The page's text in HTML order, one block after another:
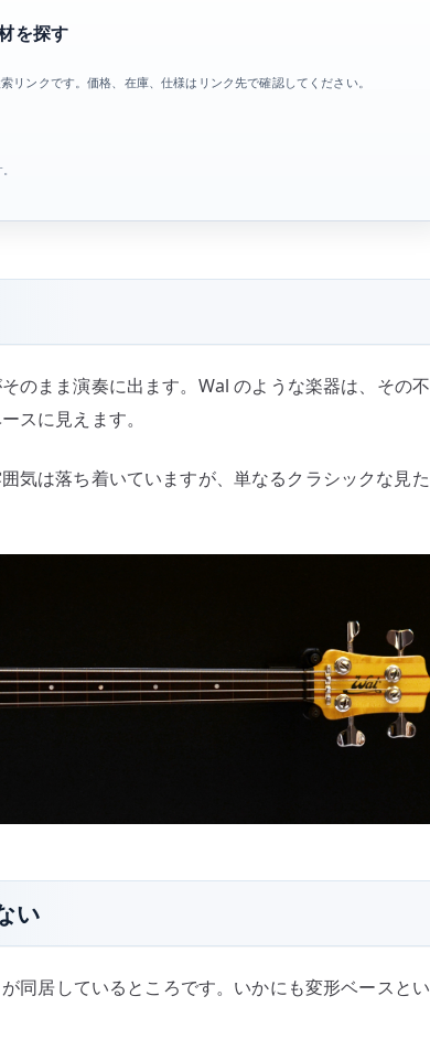
へ
を探す
リンクです。価格、在庫、仕様はリンク先で確認してください。
のまま演奏に出ます。Wal のような楽器は、その不
スに見えます。
気は落ち着いていますが、単なるクラシックな見た
い
同居しているところです。いかにも変形ベースとい